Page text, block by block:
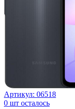
Артикул: 06518
0 шт осталось